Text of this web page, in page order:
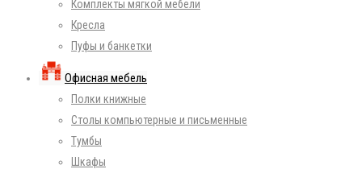
Комплекты мягкой мебели
Кресла
Пуфы и банкетки
Офисная мебель
Полки книжные
Столы компьютерные и письменные
Тумбы
Шкафы